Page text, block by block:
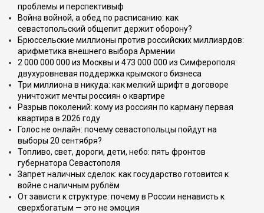
проблемы и перспективыф
Война войной, а обед по расписанию: как
севастопольский общепит держит оборону?
Брюссельские миллионы против российских миллиардов:
арифметика внешнего выбора Армении
2 000 000 000 из Москвы и 473 000 000 из Симферополя:
двухуровневая поддержка крымского бизнеса
Три миллиона в никуда: как мелкий шрифт в договоре
уничтожит мечты россиян о квартире
Разрыв поколений: кому из россиян по карману первая
квартира в 2026 году
Голос не онлайн: почему севастопольцы пойдут на
выборы 20 сентября?
Топливо, свет, дороги, дети, небо: пять фронтов
губернатора Севастополя
Запрет наличных сделок: как государство готовится к
войне с наличным рублём
От зависти к структуре: почему в России ненависть к
сверхбогатым — это не эмоция